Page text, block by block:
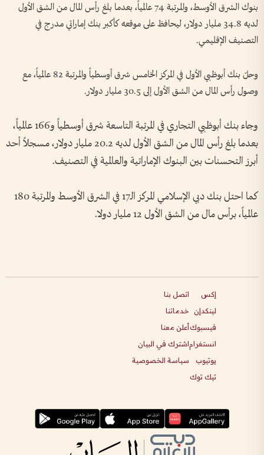
بنوك الشرق الأوسط، والمرتبة 74 عالمياً، بعدما بلغ رأس المال من الشق الأول
لديه 34.8 مليار دولار، ليحافظ على موقعه كأكبر بنك إماراتي مدرج في
التصنيف الإقليمي.
وحلّ بنك أبوظبي الأول في المركز الخامس شرق أوسطياً والمرتبة 82 عالمياً، مع
وصول رأس المال من الشق الأول إلى 30.5 مليار دولار.
وجاء بنك أبوظبي التجاري في المرتبة التاسعة شرق أوسطياً و166 عالمياً،
بعدما بلغ رأس المال من الشق الأول لديه 20.2 مليار دولار، مسجلاً أحد
أبرز التحسنات بين البنوك الإماراتية والعالمية في التصنيف.
كما احتل بنك دبي الإسلامي المركز الـ17 في الشرق الأوسط والمرتبة 180
عالمياً، برأس مال من الشق الأول 12 مليار دولا.
إكس
لينكدإن
فيسبوك
انستغرام
يوتيوب
تيك توك
اتصل بنا
خدماتنا
أعلن معنا
اشترك في البيان
سياسة الخصوصية